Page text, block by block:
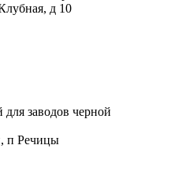
д 10
для заводов черной
п Речицы